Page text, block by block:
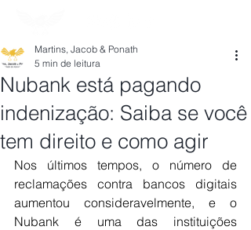
Nubank está pagando
indenização: Saiba se você
tem direito e como agir
Martins, Jacob & Ponath
5 min de leitura
Nos últimos tempos, o número de
reclamações contra bancos digitais
aumentou consideravelmente, e o
Nubank é uma das instituições